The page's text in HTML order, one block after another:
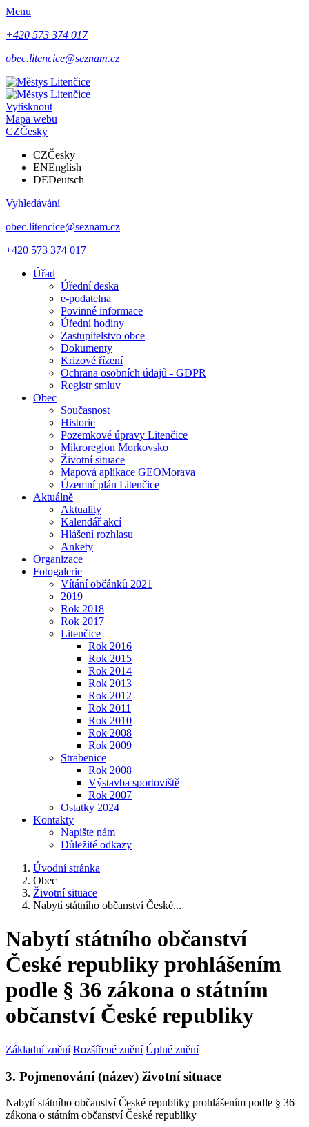
Menu
+420 573 374 017
obec.litencice@seznam.cz
Vytisknout
Mapa webu
CZČesky
CZČesky
ENEnglish
DEDeutsch
Vyhledávání
obec.litencice@seznam.cz
+420 573 374 017
Úřad
Úřední deska
e-podatelna
Povinné informace
Úřední hodiny
Zastupitelstvo obce
Dokumenty
Krizové řízení
Ochrana osobních údajů - GDPR
Registr smluv
Obec
Současnost
Historie
Pozemkové úpravy Litenčice
Mikroregion Morkovsko
Životní situace
Mapová aplikace GEOMorava
Územní plán Litenčice
Aktuálně
Aktuality
Kalendář akcí
Hlášení rozhlasu
Ankety
Organizace
Fotogalerie
Vítání občánků 2021
2019
Rok 2018
Rok 2017
Litenčice
Rok 2016
Rok 2015
Rok 2014
Rok 2013
Rok 2012
Rok 2011
Rok 2010
Rok 2008
Rok 2009
Strabenice
Rok 2008
Výstavba sportoviště
Rok 2007
Ostatky 2024
Kontakty
Napište nám
Důležité odkazy
Úvodní stránka
Obec
Životní situace
Nabytí státního občanství České...
Nabytí státního občanství
České republiky prohlášením
podle § 36 zákona o státním
občanství České republiky
Základní znění Rozšířené znění Úplné znění
3. Pojmenování (název) životní situace
Nabytí státního občanství České republiky prohlášením podle § 36
zákona o státním občanství České republiky